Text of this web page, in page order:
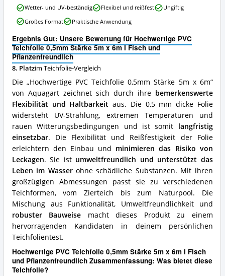
Pflanzenfreundlich
Angebote:
Wo
ist
diese
Teichfolie
erhältlich?
Ergebnis Gut: Unsere Bewertung für Hochwertige PVC
Teichfolie 0,5mm Stärke 5m x 6m I Fisch und
Pflanzenfreundlich
8. Platzim Teichfolie-Vergleich
Die „Hochwertige PVC Teichfolie 0,5mm Stärke 5m x 6m“
von Aquagart zeichnet sich durch ihre bemerkenswerte
Flexibilität und Haltbarkeit aus. Die 0,5 mm dicke Folie
widersteht UV-Strahlung, extremen Temperaturen und
rauen Witterungsbedingungen und ist somit langfristig
einsetzbar. Die Flexibilität und Reißfestigkeit der Folie
erleichtern den Einbau und minimieren das Risiko von
Leckagen. Sie ist umweltfreundlich und unterstützt das
Leben im Wasserohne schädliche Substanzen. Mit ihren
großzügigen Abmessungen passt sie zu verschiedenen
Teichformen, vom Zierteich bis zum Naturpool. Die
Mischung aus Funktionalität, Umweltfreundlichkeit und
robuster Bauweise macht dieses Produkt zu einem
hervorragenden Kandidaten in deinem persönlichen
Teichfolientest.
Hochwertige PVC Teichfolie 0,5mm Stärke 5m x 6m I Fisch
und Pflanzenfreundlich Zusammenfassung: Was bietet diese
Teichfolie?
Hochwertige
PVC
Teichfolie
Stärke
5m
x
6m
I
Fisch
und
Pflanzenfreundlich
Vorteile:
Was
spricht
für
diese
Teichfolie?
Wetter- und UV-beständig Flexibel und reißfest
Ungiftig
Großes Format
Praktische Anwendung